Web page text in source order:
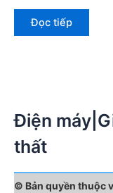
Đọc tiếp
Điện
thất
© Bản quyền thuộc